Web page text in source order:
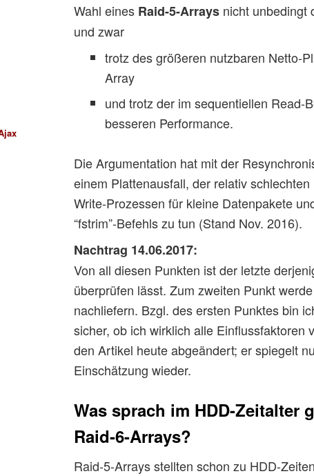
Wahl eines Raid-5-Arrays nicht unbedingt
und zwar
trotz des größeren nutzbaren Netto-
Array
und trotz der im sequentiellen Read-
besseren Performance.
Die Argumentation hat mit der
einem Plattenausfall, der relativ
Write-Prozessen für kleine Datenpakete
“fstrim”-Befehls zu tun (Stand Nov. 2016).
Nachtrag 14.06.2017:
Von all diesen Punkten ist der letzte
überprüfen lässt. Zum zweiten Punkt
nachliefern. Bzgl. des ersten Punktes bin
sicher, ob ich wirklich alle Einflussfaktoren
den Artikel heute abgeändert; er spiegelt
Einschätzung wieder.
Was sprach im HDD-Zeitalter
Raid-6-Arrays?
Raid-5-Arrays stellten schon zu HDD-